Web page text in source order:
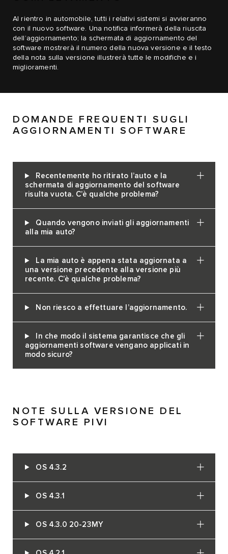
Al rientro in automobile, tutti i relativi sistemi si avvieranno
con il nuovo software. Una notifica informerà della riuscita
dell’aggiornamento; la schermata di aggiornamento del
software mostrerà il numero della nuova versione e il testo
della nota sulla versione illustrerà tutte le modifiche e i
miglioramenti.
DOMANDE FREQUENTI SUGLI
AGGIORNAMENTI SOFTWARE
Recentemente ho ritirato l’auto e la
schermata di aggiornamento del software
risulta vuota. C’è qualche problema?
Quando vengono inviati gli aggiornamenti
alla mia auto?
La mia auto è appena stata aggiornata a
una versione precedente alla versione più
recente. C’è qualche problema?
Non riesco a effettuare l’aggiornamento.
In che modo il sistema garantisce che gli
aggiornamenti software vengano applicati in
modo sicuro?
NOTE SULLA VERSIONE DEL
SOFTWARE PIVI
OS 4.3.2
OS 4.3.1
OS 4.3.0 20-23MY